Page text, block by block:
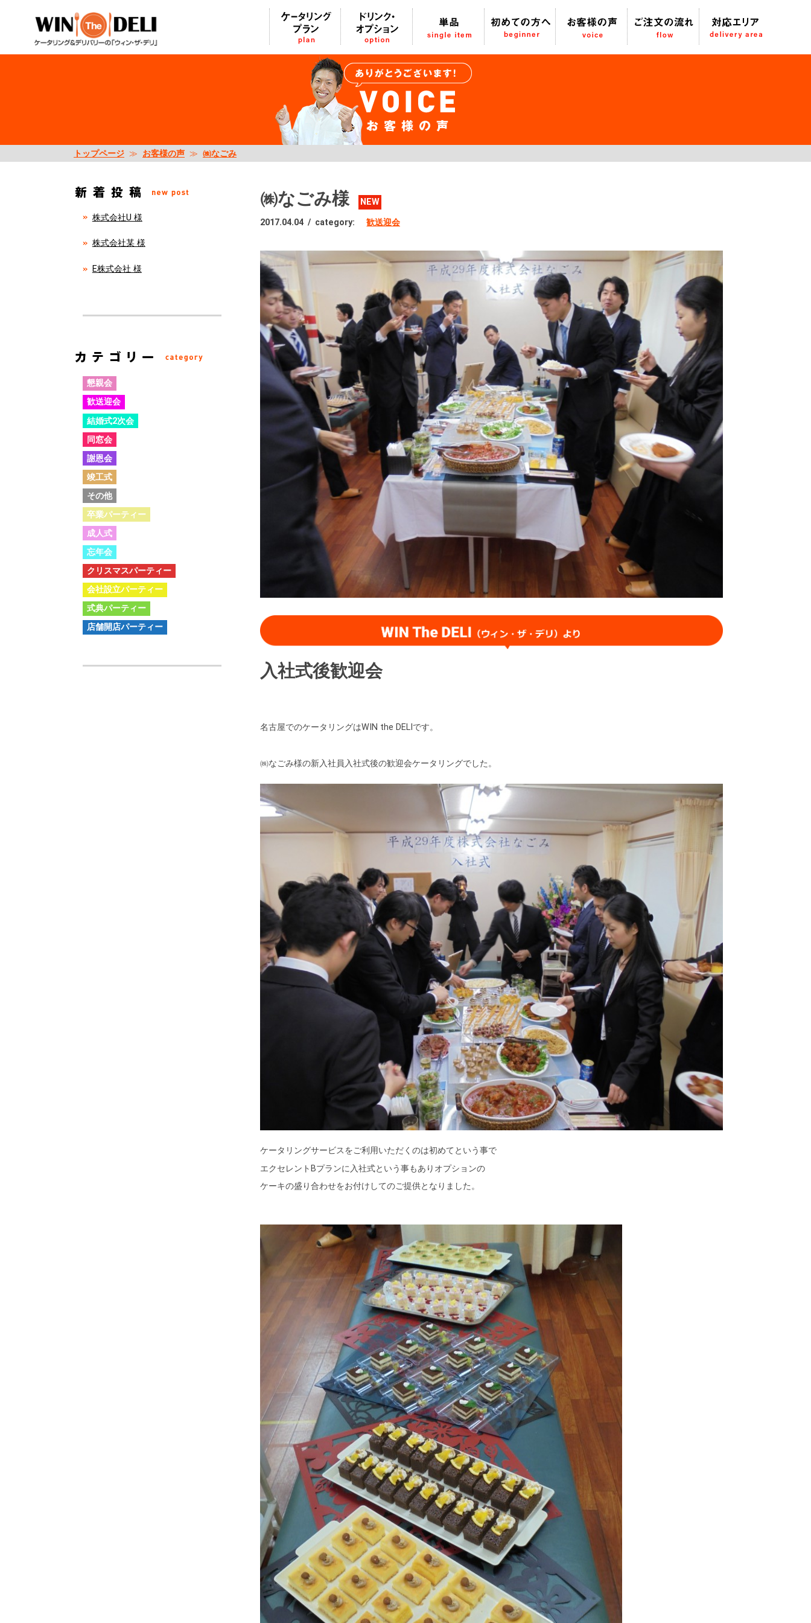
トップページ ≫ お客様の声 ≫ ㈱なごみ
㈱なごみ様 NEW
2017.04.04 / category: 歓送迎会
入社式後歓迎会
名古屋でのケータリングはWIN the DELIです。
㈱なごみ様の新入社員入社式後の歓迎会ケータリングでした。
ケータリングサービスをご利用いただくのは初めてという事で
エクセレントBプランに入社式という事もありオプションの
ケーキの盛り合わせをお付けしてのご提供となりました。
株式会社U 様
株式会社某 様
E株式会社 様
懇親会
歓送迎会
結婚式2次会
同窓会
謝恩会
竣工式
その他
卒業パーティー
成人式
忘年会
クリスマスパーティー
会社設立パーティー
式典パーティー
店舗開店パーティー